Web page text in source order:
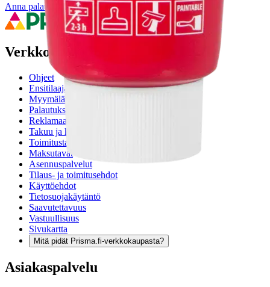
Anna palautetta ,Avautuu uuteen välilehteen
Verkkokauppa
Ohjeet
Ensitilaajan pikaopas
Myymälänouto
Palautukset
Reklamaatio
Takuu ja huolto
Toimitustavat
Maksutavat
Asennuspalvelut
Tilaus- ja toimitusehdot
Käyttöehdot
Tietosuojakäytäntö
Saavutettavuus
Vastuullisuus
Sivukartta
Mitä pidät Prisma.fi-verkkokaupasta?
Asiakaspalvelu